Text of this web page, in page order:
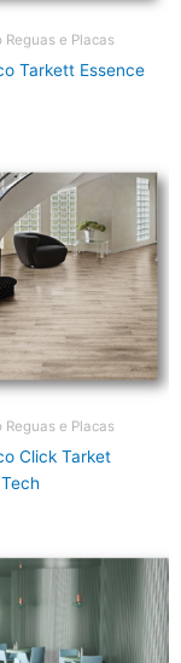
Reguas e Placas
Tarkett Essence
Reguas e Placas
Click Tarket